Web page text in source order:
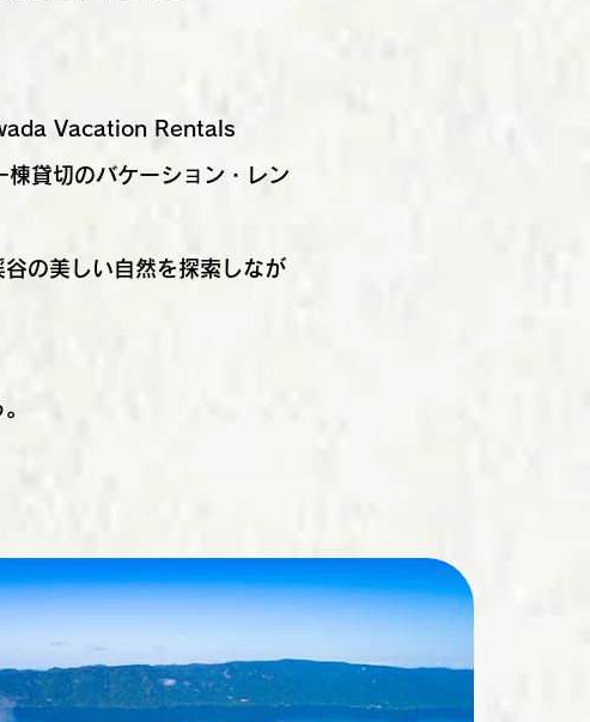
Vacation Rentals
貸切のバケーション・レン
の美しい自然を探索しなが